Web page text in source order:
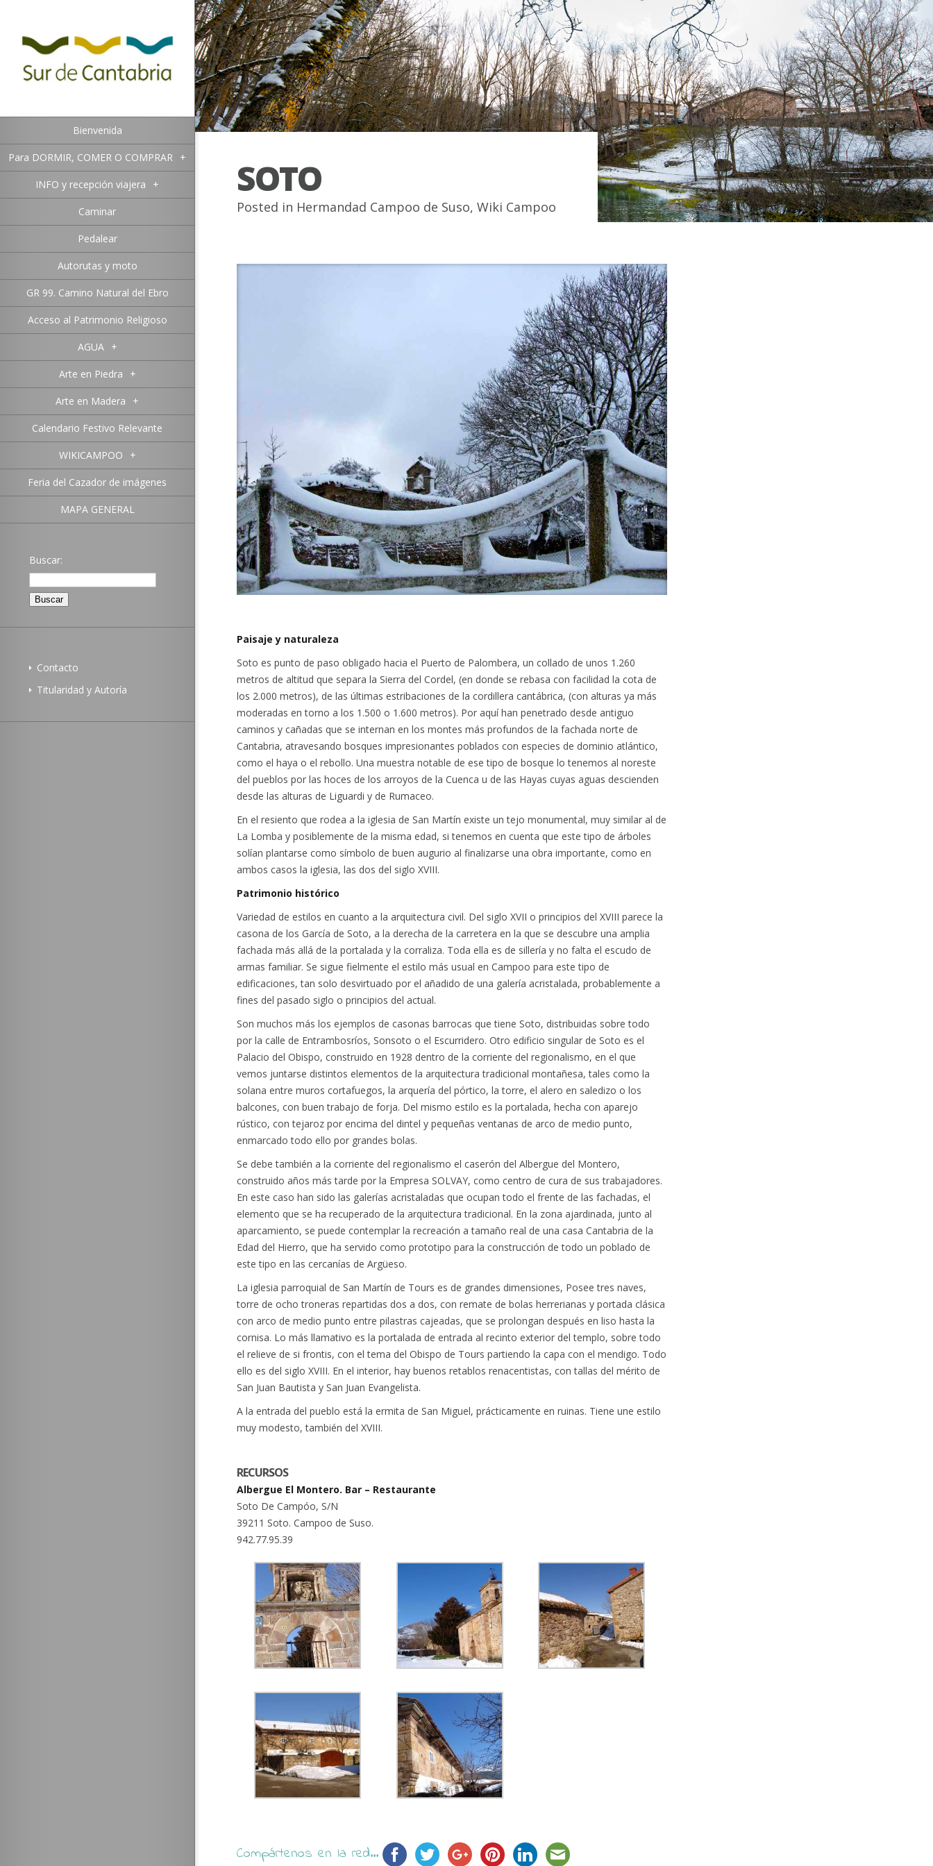
Bienvenida
Para DORMIR, COMER O COMPRAR +
INFO y recepción viajera +
Caminar
Pedalear
Autorutas y moto
GR 99. Camino Natural del Ebro
Acceso al Patrimonio Religioso
AGUA +
Arte en Piedra +
Arte en Madera +
Calendario Festivo Relevante
WIKICAMPOO +
Feria del Cazador de imágenes
MAPA GENERAL
Buscar:
Contacto
Titularidad y Autoría
SOTO
Posted in Hermandad Campoo de Suso, Wiki Campoo
Paisaje y naturaleza
Soto es punto de paso obligado hacia el Puerto de Palombera, un collado de unos 1.260
metros de altitud que separa la Sierra del Cordel, (en donde se rebasa con facilidad la cota de
los 2.000 metros), de las últimas estribaciones de la cordillera cantábrica, (con alturas ya más
moderadas en torno a los 1.500 o 1.600 metros). Por aquí han penetrado desde antiguo
caminos y cañadas que se internan en los montes más profundos de la fachada norte de
Cantabria, atravesando bosques impresionantes poblados con especies de dominio atlántico,
como el haya o el rebollo. Una muestra notable de ese tipo de bosque lo tenemos al noreste
del pueblos por las hoces de los arroyos de la Cuenca u de las Hayas cuyas aguas descienden
desde las alturas de Liguardi y de Rumaceo.
En el resiento que rodea a la iglesia de San Martín existe un tejo monumental, muy similar al de
La Lomba y posiblemente de la misma edad, si tenemos en cuenta que este tipo de árboles
solían plantarse como símbolo de buen augurio al finalizarse una obra importante, como en
ambos casos la iglesia, las dos del siglo XVIII.
Patrimonio histórico
Variedad de estilos en cuanto a la arquitectura civil. Del siglo XVII o principios del XVIII parece la
casona de los García de Soto, a la derecha de la carretera en la que se descubre una amplia
fachada más allá de la portalada y la corraliza. Toda ella es de sillería y no falta el escudo de
armas familiar. Se sigue fielmente el estilo más usual en Campoo para este tipo de
edificaciones, tan solo desvirtuado por el añadido de una galería acristalada, probablemente a
fines del pasado siglo o principios del actual.
Son muchos más los ejemplos de casonas barrocas que tiene Soto, distribuidas sobre todo
por la calle de Entrambosríos, Sonsoto o el Escurridero. Otro edificio singular de Soto es el
Palacio del Obispo, construido en 1928 dentro de la corriente del regionalismo, en el que
vemos juntarse distintos elementos de la arquitectura tradicional montañesa, tales como la
solana entre muros cortafuegos, la arquería del pórtico, la torre, el alero en saledizo o los
balcones, con buen trabajo de forja. Del mismo estilo es la portalada, hecha con aparejo
rústico, con tejaroz por encima del dintel y pequeñas ventanas de arco de medio punto,
enmarcado todo ello por grandes bolas.
Se debe también a la corriente del regionalismo el caserón del Albergue del Montero,
construido años más tarde por la Empresa SOLVAY, como centro de cura de sus trabajadores.
En este caso han sido las galerías acristaladas que ocupan todo el frente de las fachadas, el
elemento que se ha recuperado de la arquitectura tradicional. En la zona ajardinada, junto al
aparcamiento, se puede contemplar la recreación a tamaño real de una casa Cantabria de la
Edad del Hierro, que ha servido como prototipo para la construcción de todo un poblado de
este tipo en las cercanías de Argüeso.
La iglesia parroquial de San Martín de Tours es de grandes dimensiones, Posee tres naves,
torre de ocho troneras repartidas dos a dos, con remate de bolas herrerianas y portada clásica
con arco de medio punto entre pilastras cajeadas, que se prolongan después en liso hasta la
cornisa. Lo más llamativo es la portalada de entrada al recinto exterior del templo, sobre todo
el relieve de si frontis, con el tema del Obispo de Tours partiendo la capa con el mendigo. Todo
ello es del siglo XVIII. En el interior, hay buenos retablos renacentistas, con tallas del mérito de
San Juan Bautista y San Juan Evangelista.
A la entrada del pueblo está la ermita de San Miguel, prácticamente en ruinas. Tiene une estilo
muy modesto, también del XVIII.
RECURSOS
Albergue El Montero. Bar – Restaurante
Soto De Campóo, S/N
39211 Soto. Campoo de Suso.
942.77.95.39
Compártenos en la red...